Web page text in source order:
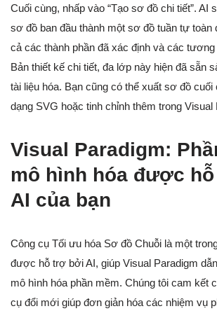
Cuối cùng, nhấp vào “Tạo sơ đồ chi tiết”. AI
sơ đồ ban đầu thành một sơ đồ tuần tự toàn
cả các thành phần đã xác định và các
Bản thiết kế chi tiết, đa lớp này hiện đã sẵn
tài liệu hóa. Bạn cũng có thể xuất sơ đồ
dạng SVG hoặc tinh chỉnh thêm trong Visual
Visual Paradigm:
mô hình hóa được
AI của bạn
Công cụ Tối ưu hóa Sơ đồ Chuỗi là một
được hỗ trợ bởi AI, giúp Visual Paradigm
mô hình hóa phần mềm. Chúng tôi cam kết
cụ đổi mới giúp đơn giản hóa các nhiệm vụ